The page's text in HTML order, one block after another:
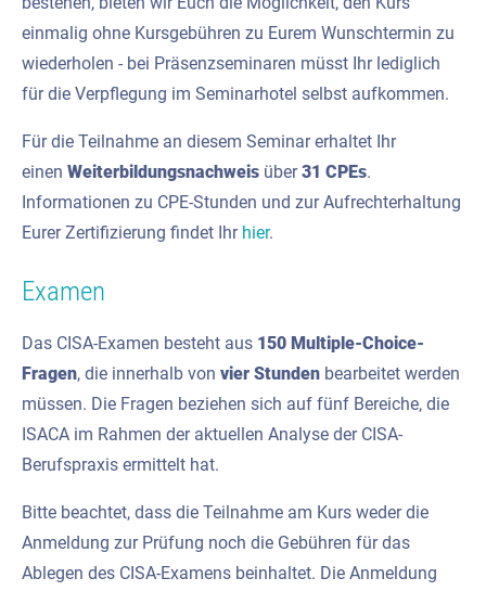
einmalig ohne Kursgebühren zu Eurem Wunschtermin zu
wiederholen - bei Präsenzseminaren müsst Ihr lediglich
für die Verpflegung im Seminarhotel selbst aufkommen.
Für die Teilnahme an diesem Seminar erhaltet Ihr
einen Weiterbildungsnachweis über31 CPEs.
Informationen zu CPE-Stunden und zur Aufrechterhaltung
Eurer Zertifizierung findet Ihr hier.
Examen
Das CISA-Examen besteht aus 150 Multiple-Choice-
Fragen, die innerhalb von vier Stunden bearbeitet werden
müssen. Die Fragen beziehen sich auf fünf Bereiche, die
ISACA im Rahmen der aktuellen Analyse der CISA-
Berufspraxis ermittelt hat.
Bitte beachtet, dass die Teilnahme am Kurs weder die
Anmeldung zur Prüfung noch die Gebühren für das
Ablegen des CISA-Examens beinhaltet. Die Anmeldung